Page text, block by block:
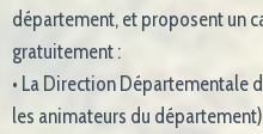
département, et proposent un
gratuitement :
• La Direction Départementale
les animateurs du